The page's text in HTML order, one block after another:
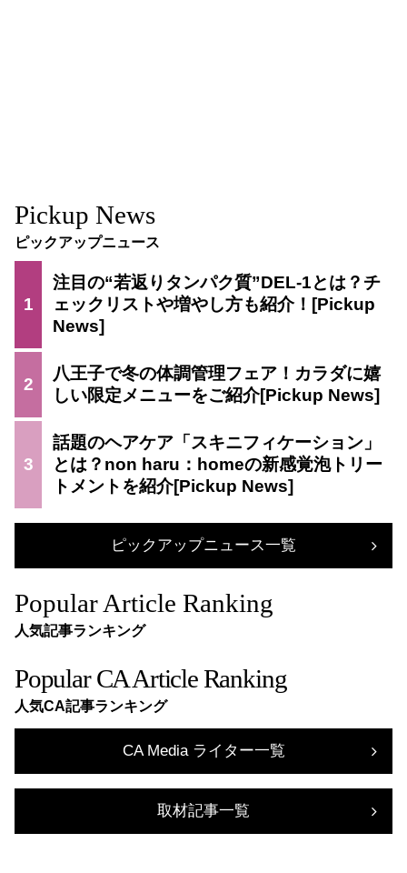
Pickup News
ピックアップニュース
1
注目の“若返りタンパク質”DEL-1とは？チ
ェックリストや増やし方も紹介！
2
八王子で冬の体調管理フェア！カラダに嬉
しい限定メニューをご紹介
3
話題のヘアケア「スキニフィケーション」
とは？non haru：homeの新感覚泡トリー
トメントを紹介
ピックアップニュース一覧
Popular Article Ranking
人気記事ランキング
Popular CA Article Ranking
人気CA記事ランキング
CA Media ライター一覧
取材記事一覧